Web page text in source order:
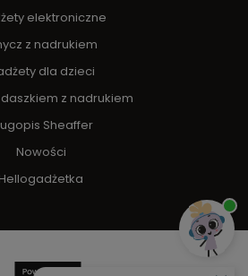
elektroniczne
z nadrukiem
dla dzieci
z nadrukiem
Sheaffer
Nowości
Hellogadżetka